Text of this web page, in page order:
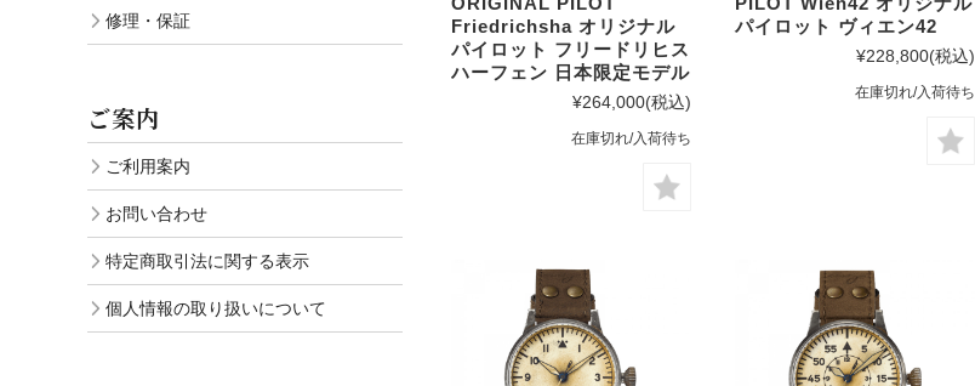
Friedrichsha オリジナル
パイロット フリードリヒス
ハーフェン 日本限定モデル
¥264,000(税込)
在庫切れ/入荷待ち
パイロット ヴィエン42
¥228,800(税込)
在庫切れ/入荷待ち
修理・保証
ご案内
ご利用案内
お問い合わせ
特定商取引法に関する表示
個人情報の取り扱いについて